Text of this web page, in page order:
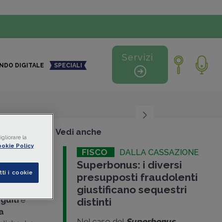
DIGITALE SPECIALI
Servizi
per
e
+ Vedi anche
FISCO DALLA CASSAZIONE
Superbonus: i diversi
presupposti fraudolenti
giustificano sequestri
distinti
la
Policy
i cookie